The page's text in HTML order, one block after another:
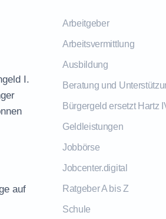
I.
auf
Arbeitgeber
Arbeitsvermittlung
Ausbildung
Beratung und
Bürgergeld ersetzt Hartz
Geldleistungen
Jobbörse
Jobcenter.digital
Ratgeber A bis Z
Schule